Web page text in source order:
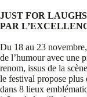
JUST FOR
PAR
Du 18 au 23
de l’humour avec une
renom, issus de la
le festival propose plus
dans 8 lieux